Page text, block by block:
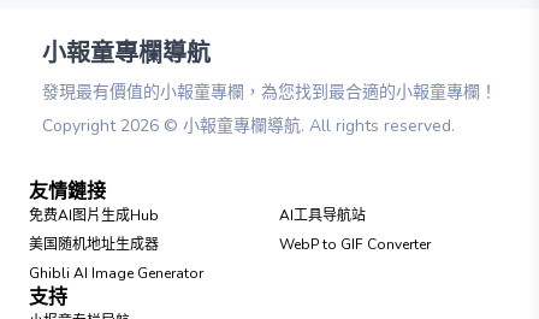
小報童專欄導航
發現最有價值的小報童專欄，為您找到最合適的小報童專欄！
Copyright 2026 © 小報童專欄導航. All rights reserved.
友情鏈接
免费AI图片生成Hub
AI工具导航站
美国随机地址生成器
WebP to GIF Converter
Ghibli AI Image Generator
支持